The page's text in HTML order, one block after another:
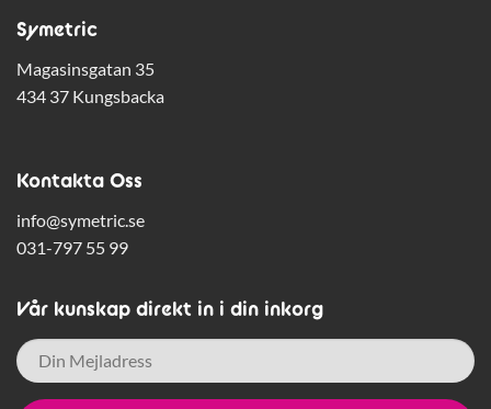
Symetric
Magasinsgatan 35
434 37 Kungsbacka
Kontakta Oss
info@symetric.se
031-797 55 99
Vår kunskap direkt in i din inkorg
E-
post *